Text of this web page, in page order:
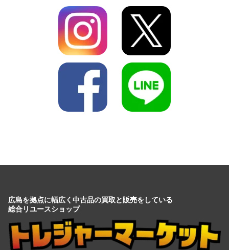
広島を拠点に幅広く中古品の買取と販売をしている
総合リユースショップ